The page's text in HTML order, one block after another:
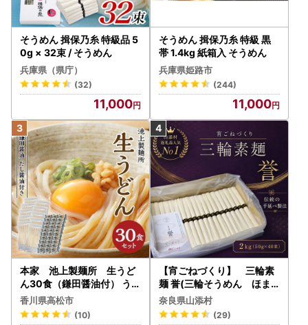
そうめん 揖保乃糸 特級品 5
0g × 32束 / そうめん
兵庫県（県庁）
(32)
11,000
そうめん 揖保乃糸 特級 黒
帯 1.4kg 紙箱入 そうめん
兵庫県姫路市
(244)
11,000
本家 池上製麺所 生うど
ん30食（鎌田醤油付） うど
ん
香川県高松市
(10)
【宵ごねづくり】 三輪素
麺 誉(三輪そうめん ほま
れ) 2kg(50g×40束)
奈良県山添村
(29)